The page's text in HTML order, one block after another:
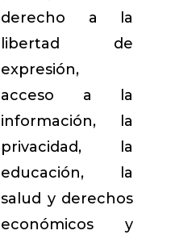
derecho a la
libertad de
expresión,
acceso a la
información, la
privacidad, la
educación, la
salud y derechos
económicos y